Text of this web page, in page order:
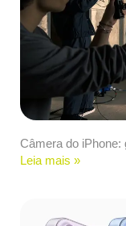
Câmera do iPhone:
Leia mais »